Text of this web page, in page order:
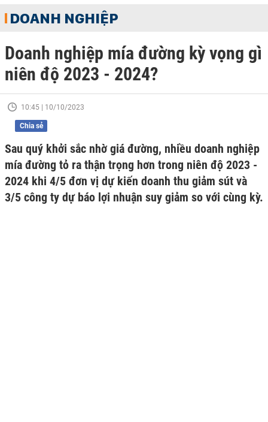
DOANH NGHIỆP
Doanh nghiệp mía đường kỳ vọng gì
niên độ 2023 - 2024?
10:45 | 10/10/2023
Chia sẻ
Sau quý khởi sắc nhờ giá đường, nhiều doanh nghiệp
mía đường tỏ ra thận trọng hơn trong niên độ 2023 -
2024 khi 4/5 đơn vị dự kiến doanh thu giảm sút và
3/5 công ty dự báo lợi nhuận suy giảm so với cùng kỳ.